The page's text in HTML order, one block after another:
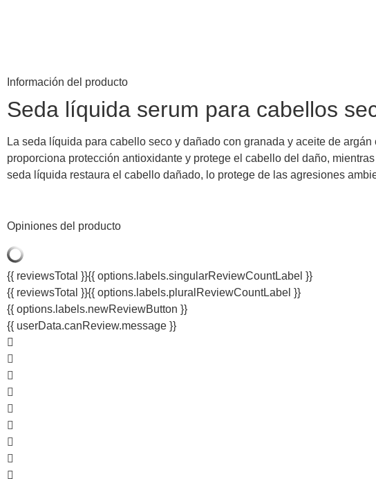
Información del producto
Seda líquida serum para cabellos
La seda líquida para cabello seco y dañado con granada y aceite de
proporciona protección antioxidante y protege el cabello del daño,
seda líquida restaura el cabello dañado, lo protege de las agresiones
Opiniones del producto
{{ reviewsTotal }}{{ options.labels.singularReviewCountLabel }}
{{ reviewsTotal }}{{ options.labels.pluralReviewCountLabel }}
{{ options.labels.newReviewButton }}
{{ userData.canReview.message }}